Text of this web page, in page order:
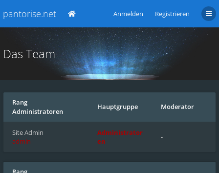
pantorise.net Anmelden Registrieren
Das Team
Rang
Administratoren
Hauptgruppe Moderator
Site Admin
admin
Administrator
en
-